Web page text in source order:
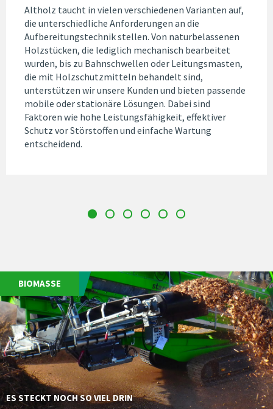
Altholz taucht in vielen verschiedenen Varianten auf,
die unterschiedliche Anforderungen an die
Aufbereitungstechnik stellen. Von naturbelassenen
Holzstücken, die lediglich mechanisch bearbeitet
wurden, bis zu Bahnschwellen oder Leitungsmasten,
die mit Holzschutzmitteln behandelt sind,
unterstützen wir unsere Kunden und bieten passende
mobile oder stationäre Lösungen. Dabei sind
Faktoren wie hohe Leistungsfähigkeit, effektiver
Schutz vor Störstoffen und einfache Wartung
entscheidend.
BIOMASSE
ES STECKT NOCH SO VIEL DRIN